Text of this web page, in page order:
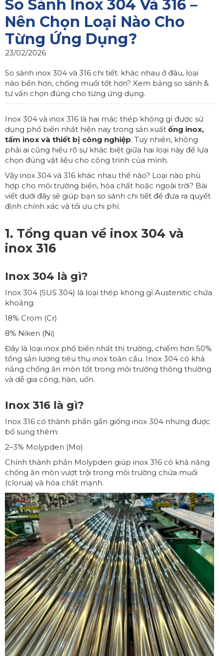
So Sánh Inox 304 Và 316 –
Nên Chọn Loại Nào Cho
Từng Ứng Dụng?
23/02/2026
So sánh inox 304 và 316 chi tiết: khác nhau ở đâu, loại
nào bền hơn, chống muối tốt hơn? Xem bảng so sánh &
tư vấn chọn đúng cho từng ứng dụng.
Inox 304 và inox 316 là hai mác thép không gỉ được sử
dụng phổ biến nhất hiện nay trong sản xuất ống inox,
tấm inox và thiết bị công nghiệp. Tuy nhiên, không
phải ai cũng hiểu rõ sự khác biệt giữa hai loại này để lựa
chọn đúng vật liệu cho công trình của mình.
Vậy inox 304 và 316 khác nhau thế nào? Loại nào phù
hợp cho môi trường biển, hóa chất hoặc ngoài trời? Bài
viết dưới đây sẽ giúp bạn so sánh chi tiết để đưa ra quyết
định chính xác và tối ưu chi phí.
1. Tổng quan về inox 304 và
inox 316
Inox 304 là gì?
Inox 304 (SUS 304) là loại thép không gỉ Austenitic chứa
khoảng:
18% Crom (Cr)
8% Niken (Ni)
Đây là loại inox phổ biến nhất thị trường, chiếm hơn 50%
tổng sản lượng tiêu thụ inox toàn cầu. Inox 304 có khả
năng chống ăn mòn tốt trong môi trường thông thường
và dễ gia công, hàn, uốn.
Inox 316 là gì?
Inox 316 có thành phần gần giống inox 304 nhưng được
bổ sung thêm:
2–3% Molypden (Mo)
Chính thành phần Molypden giúp inox 316 có khả năng
chống ăn mòn vượt trội trong môi trường chứa muối
(clorua) và hóa chất mạnh.